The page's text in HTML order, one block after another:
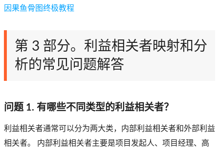
因果鱼骨图终极教程
第 3 部分。利益相关者映射和分
析的常见问题解答
问题 1. 有哪些不同类型的利益相关者？
利益相关者通常可以分为两大类，内部利益相关者和外部利益
相关者。 内部利益相关者主要是项目发起人、项目经理、高